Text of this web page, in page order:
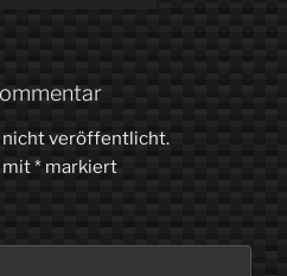
nicht veröffentlicht.
mit* markiert